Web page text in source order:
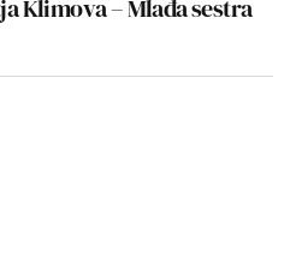
Klimova – Mlađa sestra